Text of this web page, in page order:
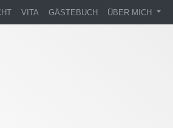
VITA GÄSTEBUCH ÜBER MICH